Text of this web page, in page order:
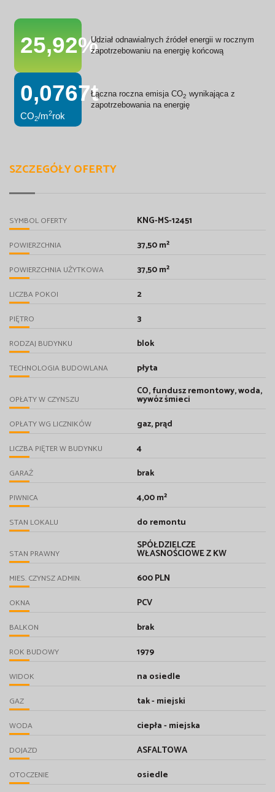
25,92%Udział odnawialnych źródeł energii w rocznym
zapotrzebowaniu na energię końcową
0,0767t
CO2/m2rok
Łączna roczna emisja CO2 wynikająca z
zapotrzebowania na energię
SZCZEGÓŁY OFERTY
SYMBOL OFERTY KNG-MS-12451
POWIERZCHNIA 37,50 m²
POWIERZCHNIA UŻYTKOWA 37,50 m²
LICZBA POKOI 2
PIĘTRO 3
RODZAJ BUDYNKU blok
TECHNOLOGIA BUDOWLANA płyta
OPŁATY W CZYNSZU
CO, fundusz remontowy, woda,
wywóz śmieci
OPŁATY WG LICZNIKÓW gaz, prąd
LICZBA PIĘTER W BUDYNKU 4
GARAŻ brak
PIWNICA 4,00 m²
STAN LOKALU do remontu
STAN PRAWNY
SPÓŁDZIELCZE
WŁASNOŚCIOWE Z KW
MIES. CZYNSZ ADMIN. 600 PLN
OKNA PCV
BALKON brak
ROK BUDOWY 1979
WIDOK na osiedle
GAZ tak - miejski
WODA ciepła - miejska
DOJAZD ASFALTOWA
OTOCZENIE osiedle